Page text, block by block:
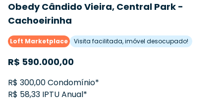
Obedy Cândido Vieira, Central Park -
Cachoeirinha
Loft Marketplace Visita facilitada, imóvel desocupado!
R$ 590.000,00
R$ 300,00 Condomínio*
R$ 58,33 IPTU Anual*